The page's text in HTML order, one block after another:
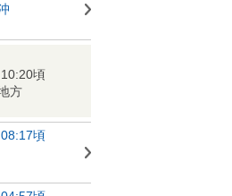
頃
方
頃